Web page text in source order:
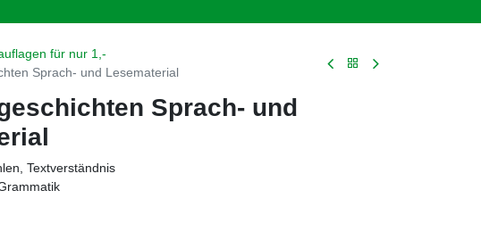
für nur 1,-
Sprach- und Lesematerial
Sprach- und
Textverständnis